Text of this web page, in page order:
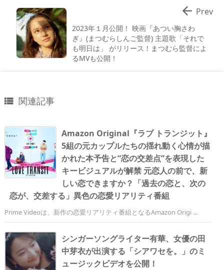
2023年１⽉公開！ 映画『あつい胸さわ
ぎ』(まつむらしんご監督) 主題歌「それで
も明⽇は」 がリリース！まつむら監督によ
るMVも公開！
 Prev
 関連記事
Amazon Original『ラブ トランジット』
5組の元カップルたちの揺れ動く心情が描
かれた本予告と“恋の交差点”を表現した
キービジュアルが解禁 元恋人の前で、新
しい恋できますか？「過去の恋と、次の
恋が、交差する」異色の恋愛リアリティ番組
Prime Videoは、新作の恋愛リアリティ番組となるAmazon Origi ...
シンガーソングライター有華、女優の田
中芽衣が出演する「シアワセを。」のミ
ュージックビデオを公開！